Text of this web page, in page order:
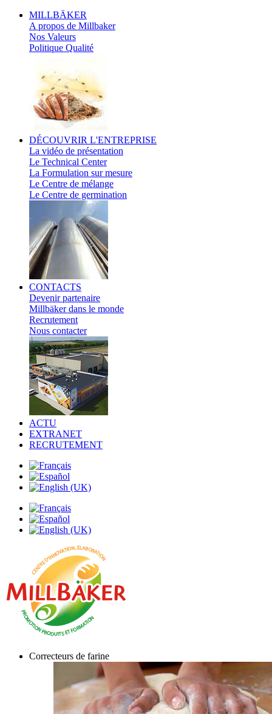
MILLBÄKER
A propos de Millbaker
Nos Valeurs
Politique Qualité
DÉCOUVRIR L'ENTREPRISE
La vidéo de présentation
Le Technical Center
La Formulation sur mesure
Le Centre de mélange
Le Centre de germination
CONTACTS
Devenir partenaire
Millbäker dans le monde
Recrutement
Nous contacter
ACTU
EXTRANET
RECRUTEMENT
Correcteurs de farine